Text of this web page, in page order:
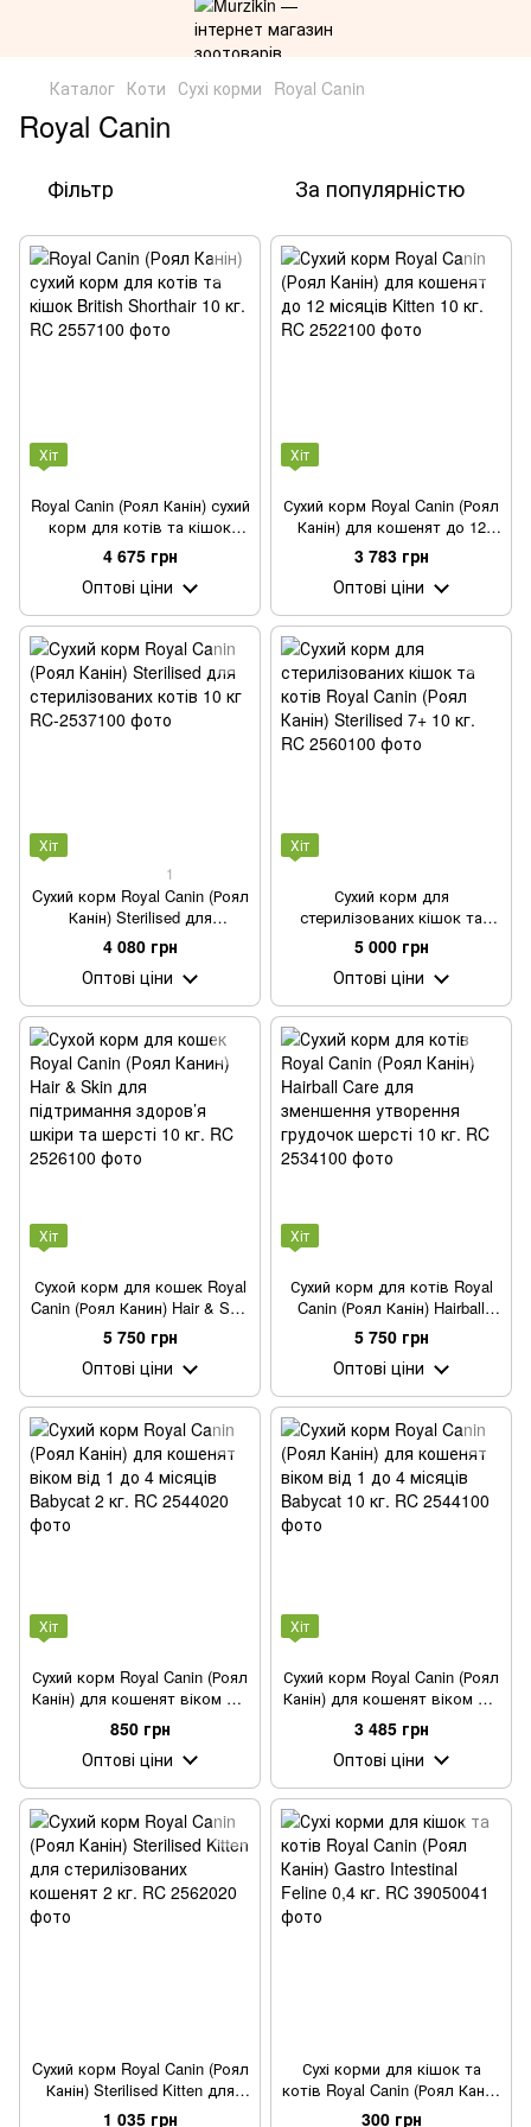
Каталог Коти Сухі корми Royal Canin
Royal Canin
Фільтр За популярністю
Хіт
Royal Canin (Роял Канін) сухий
корм для котів та кішок
British Shorthair 10 кг.
4 675 грн
Оптові ціни
Хіт
Сухий корм Royal Canin (Роял
Канін) для кошенят до 12
місяців Kitten 10 кг.
3 783 грн
Оптові ціни
Хіт
1
Cухий корм Royal Canin (Роял
Канін) Sterilised для
стерилізованих котів 10 кг
4 080 грн
Оптові ціни
Хіт
Сухий корм для
стерилізованих кішок та
котів Royal Canin (Роял Канін)
Sterilised 7+ 10 кг.
5 000 грн
Оптові ціни
Хіт
Сухой корм для кошек Royal
Canin (Роял Канин) Hair & Skin
для підтримання здоров’я
шкіри та шерсті 10 кг.
5 750 грн
Оптові ціни
Хіт
Сухий корм для котів Royal
Canin (Роял Канін) Hairball
Care для зменшення
утворення грудочок шерсті
10 кг.
5 750 грн
Оптові ціни
Хіт
Сухий корм Royal Canin (Роял
Канін) для кошенят віком від
1 до 4 місяців Babycat 2 кг.
850 грн
Оптові ціни
Хіт
Сухий корм Royal Canin (Роял
Канін) для кошенят віком від
1 до 4 місяців Babycat 10 кг.
3 485 грн
Оптові ціни
Cухий корм Royal Canin (Роял
Канін) Sterilised Kitten для
стерилізованих кошенят 2 кг.
1 035 грн
Сухі корми для кішок та
котів Royal Canin (Роял Канін)
Gastro Intestinal Feline 0,4 кг.
300 грн